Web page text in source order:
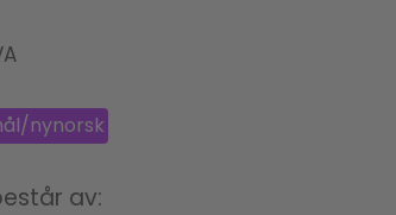
nynorsk
av: